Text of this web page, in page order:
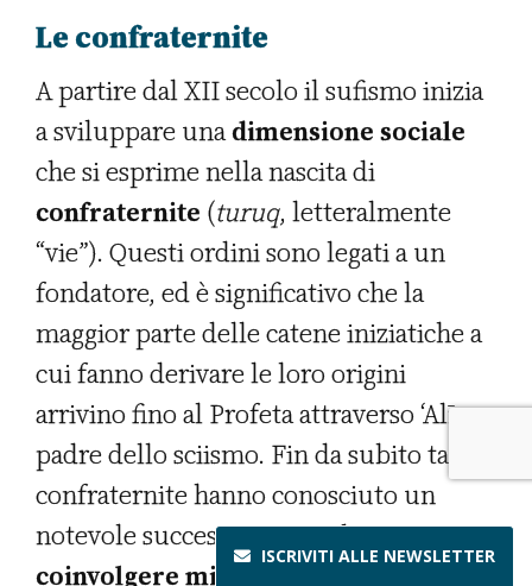
ISCRIVITI ALLE NEWSLETTER
Le confraternite
A partire dal XII secolo il sufismo inizia
a sviluppare unadimensione sociale
che si esprime nella nascita di
confraternite (turuq, letteralmente
“vie”). Questi ordini sono legati a un
fondatore, ed è significativo che la
maggior parte delle catene iniziatiche a
cui fanno derivare le loro origini
arrivino fino al Profeta attraverso ‘Alī,
padre dello sciismo. Fin da subito tali
confraternite hanno conosciuto un
notevole successo riuscendo a
coinvolgere migliaia di musulmani